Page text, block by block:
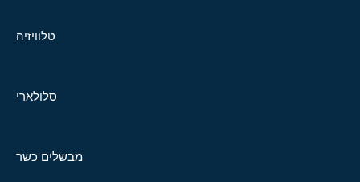
טלוויזיה
סלולארי
מבשלים כשר